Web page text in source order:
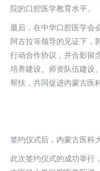
院的口腔医学教育水平。
最后，在中华口腔医学会
阿古拉等领导的见证下，
行动合作协议，并合影留
培养建设、师资队伍建设
帮扶，共同促进内蒙古医
签约仪式后，内蒙古医科
此次签约仪式的成功举行